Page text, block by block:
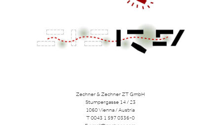
Zechner & Zechner ZT GmbH
Stumpergasse 14 / 23
1060 Vienna / Austria
T0043 1 597 0336-0